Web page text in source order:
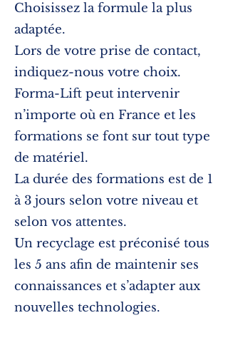
Choisissez la formule la plus
adaptée.
Lors de votre prise de contact,
indiquez-nous votre choix.
Forma-Lift peut intervenir
n’importe où en France et les
formations se font sur tout type
de matériel.
La durée des formations est de 1
à 3 jours selon votre niveau et
selon vos attentes.
Un recyclage est préconisé tous
les 5 ans afin de maintenir ses
connaissances et s’adapter aux
nouvelles technologies.